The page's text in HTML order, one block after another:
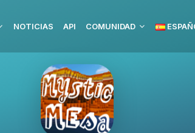
NOTICIAS API COMUNIDAD